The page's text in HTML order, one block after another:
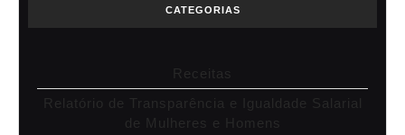
CATEGORIAS
Receitas
Relatório de Transparência e Igualdade Salarial
de Mulheres e Homens